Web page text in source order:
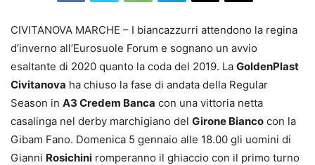
CIVITANOVA MARCHE – I biancazzurri attendono la regina
d’inverno all’Eurosuole Forum e sognano un avvio
esaltante di 2020 quanto la coda del 2019. La GoldenPlast
Civitanova ha chiuso la fase di andata della Regular
Season in A3 Credem Banca con una vittoria netta
casalinga nel derby marchigiano del Girone Bianco con la
Gibam Fano. Domenica 5 gennaio alle 18.00 gli uomini di
Gianni Rosichini romperanno il ghiaccio con il primo turno